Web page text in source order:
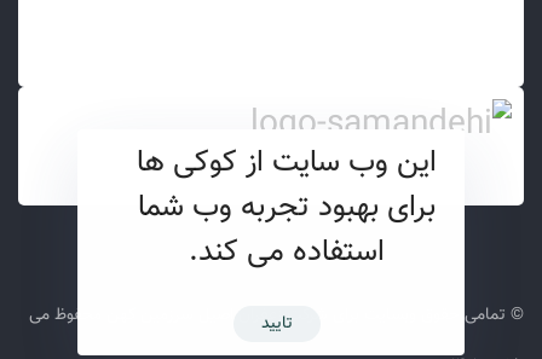
© تمامی حقوق وبسایت برای شرکت زعفران اصیل سرزمین کهن محفوظ می
این وب سایت از کوکی ها
برای بهبود تجربه وب شما
استفاده می کند.
تایید